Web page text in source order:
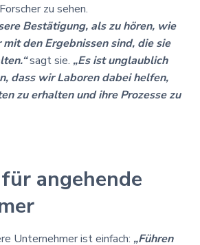
zu sehen.
Bestätigung, als zu hören, wie
den Ergebnissen sind, die sie
sagt sie. „Es ist unglaublich
dass wir Laboren dabei helfen,
zu erhalten und ihre Prozesse zu
angehende
Unternehmer ist einfach: „Führen